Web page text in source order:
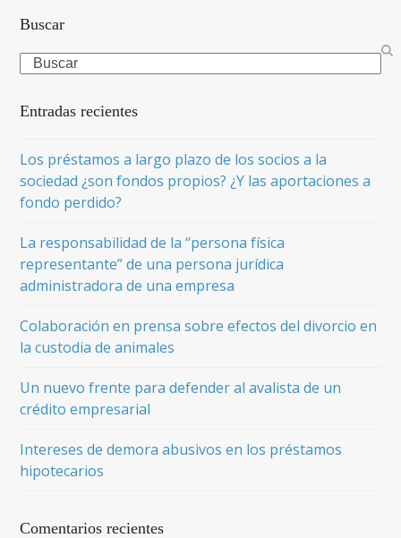
Buscar
Search
Entradas recientes
Los préstamos a largo plazo de los socios a la
sociedad ¿son fondos propios? ¿Y las aportaciones a
fondo perdido?
La responsabilidad de la “persona física
representante” de una persona jurídica
administradora de una empresa
Colaboración en prensa sobre efectos del divorcio en
la custodia de animales
Un nuevo frente para defender al avalista de un
crédito empresarial
Intereses de demora abusivos en los préstamos
hipotecarios
Comentarios recientes